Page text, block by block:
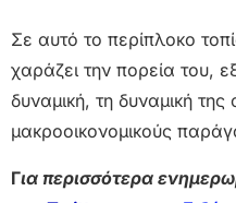
Σε αυτό το περίπλοκο
χαράζει την πορεία του,
δυναμική, τη δυναμική
μακροοικονομικούς
Για περισσότερα